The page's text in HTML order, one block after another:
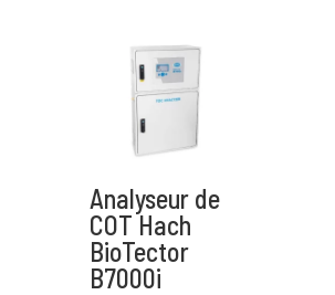
n
a
t
i
Analyseur de
COT Hach
BioTector
B7000i